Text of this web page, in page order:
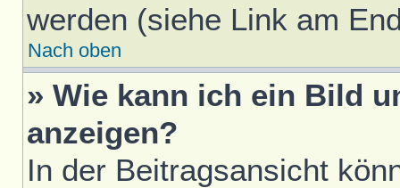
werden (siehe Link am
Nach oben
» Wie kann ich ein Bild
anzeigen?
In der Beitragsansicht